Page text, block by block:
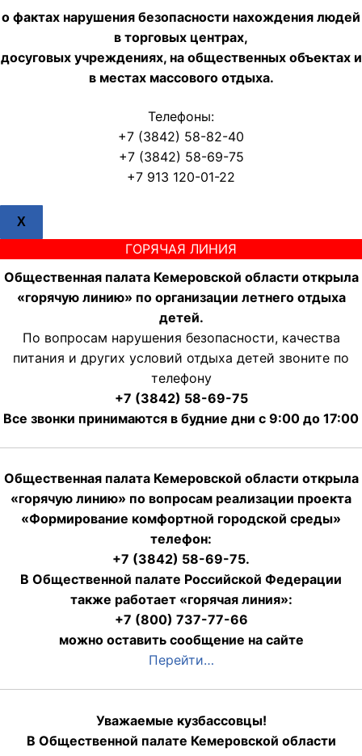
о фактах нарушения безопасности нахождения людей
в торговых центрах,
досуговых учреждениях, на общественных объектах и
в местах массового отдыха.
Телефоны:
+7 (3842) 58-82-40
+7 (3842) 58-69-75
+7 913 120-01-22
X
ГОРЯЧАЯ ЛИНИЯ
Общественная палата Кемеровской области открыла
«горячую линию» по организации летнего отдыха
детей.
По вопросам нарушения безопасности, качества
питания и других условий отдыха детей звоните по
телефону
+7 (3842) 58-69-75
Все звонки принимаются в будние дни с 9:00 до 17:00
Общественная палата Кемеровской области открыла
«горячую линию» по вопросам реализации проекта
«Формирование комфортной городской среды»
телефон:
+7 (3842) 58-69-75.
В Общественной палате Российской Федерации
также работает «горячая линия»:
+7 (800) 737-77-66
можно оставить сообщение на сайте
Перейти…
Уважаемые кузбассовцы!
В Общественной палате Кемеровской области